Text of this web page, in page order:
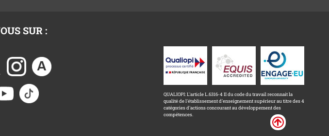
SUR :
QUALIOPI: L'article L.6316-4 II du code du travail reconnait la
qualité de l'établissement d'enseignement supérieur au titre des 4
catégories d'actions concourant au développement des
compétences.